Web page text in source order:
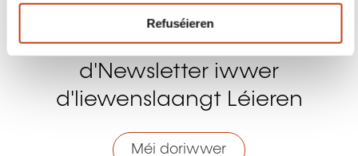
Sech umellen
Schnell Zougang
Dem Formatiounsdomaine no